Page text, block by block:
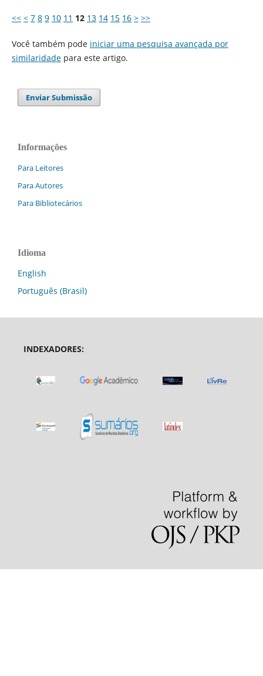
<< < 7 8 9 10 11 12 13 14 15 16 > >>
Você também pode iniciar uma pesquisa avançada por
similaridadepara este artigo.
Enviar Submissão
Informações
Para Leitores
Para Autores
Para Bibliotecários
Idioma
English
Português (Brasil)
INDEXADORES: